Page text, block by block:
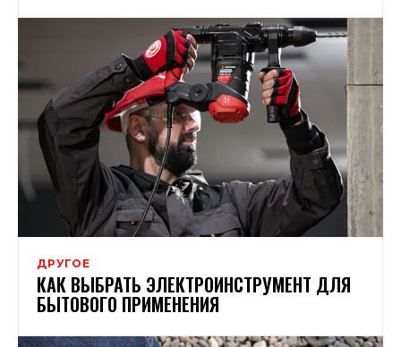
ДРУГОЕ
КАК ВЫБРАТЬ ЭЛЕКТРОИНСТРУМЕНТ ДЛЯ
БЫТОВОГО ПРИМЕНЕНИЯ